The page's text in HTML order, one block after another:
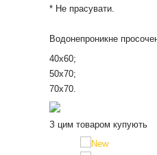
* Не прасувати.
Водонепроникне
40х60;
50х70;
70x70.
З цим товаром купують